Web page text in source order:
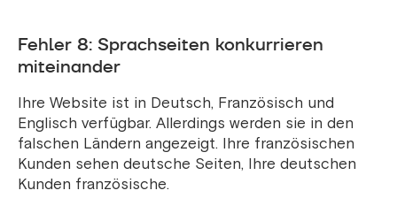
Fehler 8: Sprachseiten konkurrieren
miteinander
Ihre Website ist in Deutsch, Französisch und
Englisch verfügbar. Allerdings werden sie in den
falschen Ländern angezeigt. Ihre französischen
Kunden sehen deutsche Seiten, Ihre deutschen
Kunden französische.